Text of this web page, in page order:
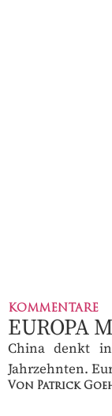
KOMMENTARE
EUROPA
China denkt
Jahrzehnten.
Von Patrick